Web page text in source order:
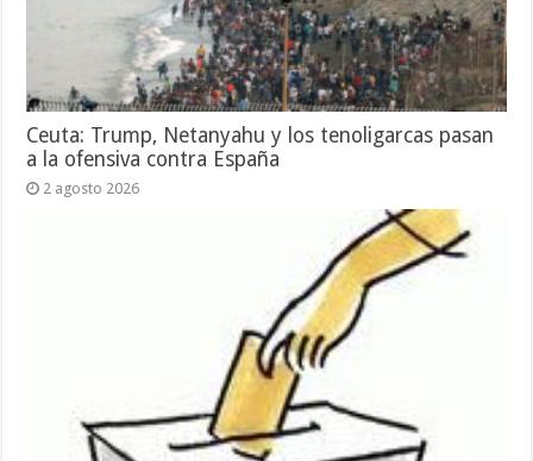
Ceuta: Trump, Netanyahu y los tenoligarcas pasan
a la ofensiva contra España
2 agosto 2026